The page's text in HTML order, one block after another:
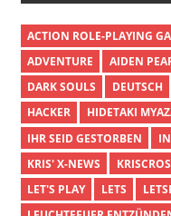
ACTION ROLE-PLAYING
ADVENTURE
AIDEN
DARK SOULS
DEUTSCH
HACKER
HIDETAKI
IHR SEID GESTORBEN
KRIS' X-NEWS
LET'S PLAY
LETS